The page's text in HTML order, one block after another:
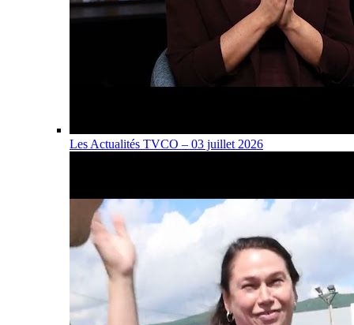
Les Actualités TVCO – 03 juillet 2026